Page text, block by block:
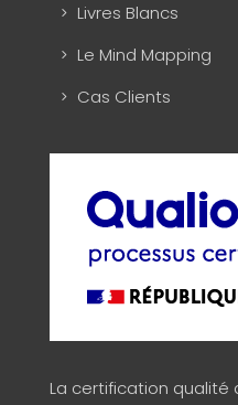
Livres Blancs
Le Mind Mapping
Cas Clients
La certification